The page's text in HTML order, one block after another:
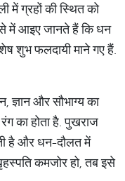
में ग्रहों की स्थित को
में आइए जानते हैं कि धन
शुभ फलदायी माने गए हैं.
और सौभाग्य का
का होता है. पुखराज
है और धन-दौलत में
कमजोर हो, तब इसे